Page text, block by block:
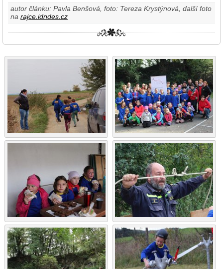
autor článku: Pavla Benšová, foto: Tereza Krystýnová, další foto
na rajce.idndes.cz